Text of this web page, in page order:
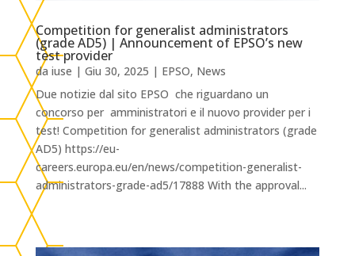
Competition for generalist administrators
(grade AD5) | Announcement of EPSO’s new
test provider
da iuse | Giu 30, 2025 | EPSO, News
Due notizie dal sito EPSO che riguardano un
concorso per amministratori e il nuovo provider per i
test! Competition for generalist administrators (grade
AD5) https://eu-
careers.europa.eu/en/news/competition-generalist-
administrators-grade-ad5/17888 With the approval...